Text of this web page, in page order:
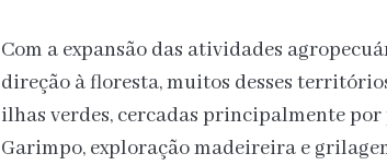
Com a expansão das atividades
direção à floresta, muitos desses
ilhas verdes, cercadas principalmente por
Garimpo, exploração madeireira e